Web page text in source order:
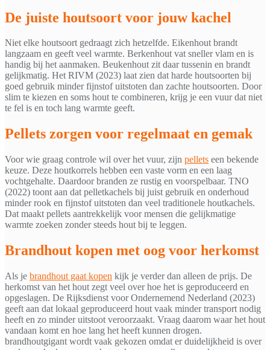
De juiste houtsoort voor jouw kachel
Niet elke houtsoort gedraagt zich hetzelfde. Eikenhout brandt
langzaam en geeft veel warmte. Berkenhout vat sneller vlam en is
handig bij het aanmaken. Beukenhout zit daar tussenin en brandt
gelijkmatig. Het RIVM (2023) laat zien dat harde houtsoorten bij
goed gebruik minder fijnstof uitstoten dan zachte houtsoorten. Door
slim te kiezen en soms hout te combineren, krijg je een vuur dat niet
te fel is en toch lang warmte geeft.
Pellets zorgen voor regelmaat en gemak
Voor wie graag controle wil over het vuur, zijn pellets een bekende
keuze. Deze houtkorrels hebben een vaste vorm en een laag
vochtgehalte. Daardoor branden ze rustig en voorspelbaar. TNO
(2022) toont aan dat pelletkachels bij juist gebruik en onderhoud
minder rook en fijnstof uitstoten dan veel traditionele houtkachels.
Dat maakt pellets aantrekkelijk voor mensen die gelijkmatige
warmte zoeken zonder steeds hout bij te leggen.
Brandhout kopen met oog voor herkomst
Als je brandhout gaat kopen kijk je verder dan alleen de prijs. De
herkomst van het hout zegt veel over hoe het is geproduceerd en
opgeslagen. De Rijksdienst voor Ondernemend Nederland (2023)
geeft aan dat lokaal geproduceerd hout vaak minder transport nodig
heeft en zo minder uitstoot veroorzaakt. Vraag daarom waar het hout
vandaan komt en hoe lang het heeft kunnen drogen.
brandhoutgigant wordt vaak gekozen omdat er duidelijkheid is over